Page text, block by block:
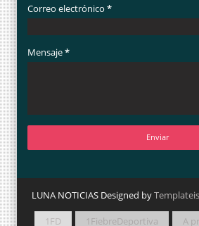
Correo electrónico *
Mensaje*
LUNA NOTICIAS Designed by
1FD 1FiebreDeportiva
A